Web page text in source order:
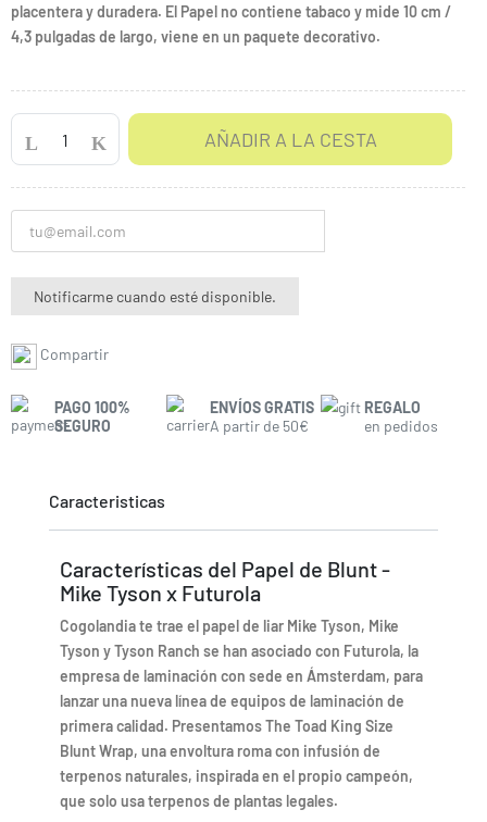
placentera y duradera. El Papel no contiene tabaco y mide 10 cm /
4,3 pulgadas de largo, viene en un paquete decorativo.
AÑADIR A LA CESTA
Notificarme cuando esté disponible.
Compartir
PAGO 100%
SEGURO
ENVÍOS GRATIS
A partir de 50€
REGALO
en pedidos
Caracteristicas
Características del Papel de Blunt -
Mike Tyson x Futurola
Cogolandia te trae el papel de liar Mike Tyson, Mike
Tyson y Tyson Ranch se han asociado con Futurola, la
empresa de laminación con sede en Ámsterdam, para
lanzar una nueva línea de equipos de laminación de
primera calidad. Presentamos The Toad King Size
Blunt Wrap, una envoltura roma con infusión de
terpenos naturales, inspirada en el propio campeón,
que solo usa terpenos de plantas legales.